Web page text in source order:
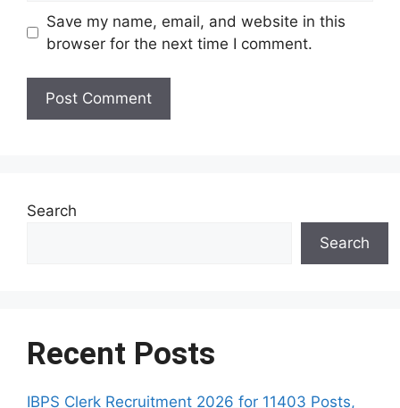
Save my name, email, and website in this
browser for the next time I comment.
Search
Search
Recent Posts
IBPS Clerk Recruitment 2026 for 11403 Posts,